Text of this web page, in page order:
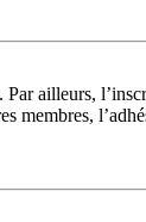
ailleurs,
membres,